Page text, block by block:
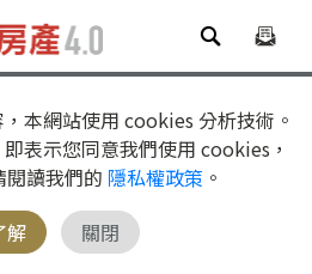
本網站使用 cookies 分析技術。
表示您同意我們使用 cookies，
讀我們的 隱私權政策 。
解
關閉